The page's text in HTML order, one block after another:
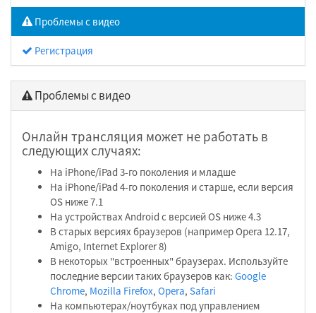
Проблемы с видео
Регистрация
Проблемы с видео
Онлайн трансляция может не работать в
следующих случаях:
На iPhone/iPad 3-го поколения и младше
На iPhone/iPad 4-го поколения и старше, если версия
OS ниже 7.1
На устройствах Android с версией OS ниже 4.3
В старых версиях браузеров (например Opera 12.17,
Amigo, Internet Explorer 8)
В некоторых "встроенных" браузерах. Используйте
последние версии таких браузеров как: Google
Chrome, Mozilla Firefox, Opera, Safari
На компьютерах/ноутбуках под управлением